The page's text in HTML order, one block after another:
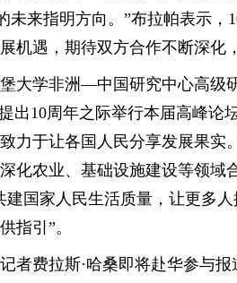
未来指明方向。”布拉帕表示，
机遇，期待双方合作不断深化
大学非洲—中国研究中心高级
出10周年之际举行本届高峰论
力于让各国人民分享发展果实
化农业、基础设施建设等领域
建国家人民生活质量，让更多
指引”。
者费拉斯·哈桑即将赴华参与